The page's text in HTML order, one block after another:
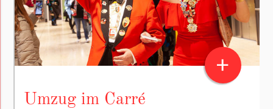
Umzug im Carré
+